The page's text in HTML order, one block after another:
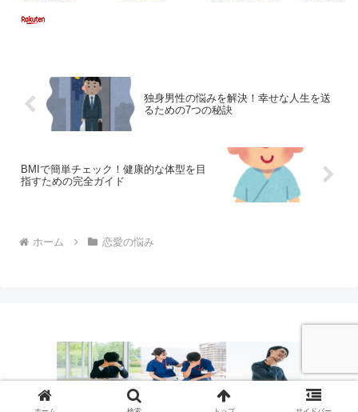
独身男性の悩みを解決！幸せな人生を送
るための7つの秘訣
BMIで簡単チェック！健康的な体型を目
指すための完全ガイド
ホーム 恋愛の悩み
© 2024 男悩み.com.